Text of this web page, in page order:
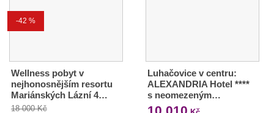
-42 %
Wellness pobyt v
nejhonosnějším resortu
Mariánských Lázní 4…
18 000 Kč
Luhačovice v centru:
ALEXANDRIA Hotel ****
s neomezeným…